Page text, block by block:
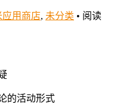
应用商店, 未分类 • 阅读
的活动形式